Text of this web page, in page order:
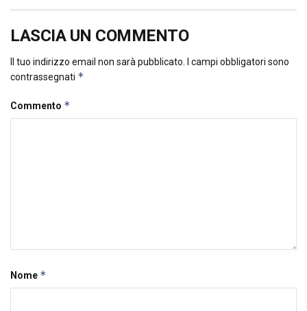
LASCIA UN COMMENTO
Il tuo indirizzo email non sarà pubblicato.
I campi obbligatori sono
contrassegnati *
Commento *
Nome *